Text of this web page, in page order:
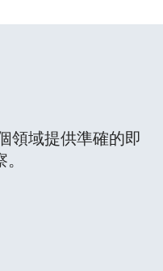
領域提供準確的即